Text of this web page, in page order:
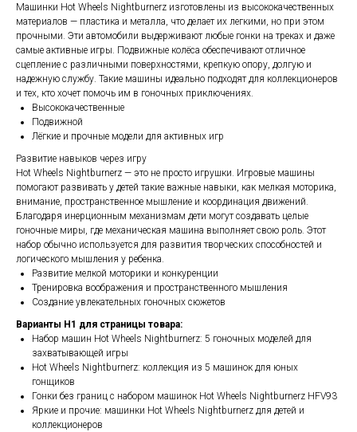
Машинки Hot Wheels Nightburnerz изготовлены из высококачественных
материалов — пластика и металла, что делает их легкими, но при этом
прочными. Эти автомобили выдерживают любые гонки на треках и даже
самые активные игры. Подвижные колёса обеспечивают отличное
сцепление с различными поверхностями, крепкую опору, долгую и
надежную службу. Такие машины идеально подходят для коллекционеров
и тех, кто хочет помочь им в гоночных приключениях.
Высококачественные
Подвижной
Лёгкие и прочные модели для активных игр
Развитие навыков через игру
Hot Wheels Nightburnerz — это не просто игрушки. Игровые машины
помогают развивать у детей такие важные навыки, как мелкая моторика,
внимание, пространственное мышление и координация движений.
Благодаря инерционным механизмам дети могут создавать целые
гоночные миры, где механическая машина выполняет свою роль. Этот
набор обычно используется для развития творческих способностей и
логического мышления у ребенка.
Развитие мелкой моторики и конкуренции
Тренировка воображения и пространственного мышления
Создание увлекательных гоночных сюжетов
Варианты H1 для страницы товара:
Набор машин Hot Wheels Nightburnerz: 5 гоночных моделей для
захватывающей игры
Hot Wheels Nightburnerz: коллекция из 5 машинок для юных
гонщиков
Гонки без границ с набором машинок Hot Wheels Nightburnerz HFV93
Яркие и прочие: машинки Hot Wheels Nightburnerz для детей и
коллекционеров